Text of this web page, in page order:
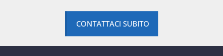
CONTATTACI SUBITO